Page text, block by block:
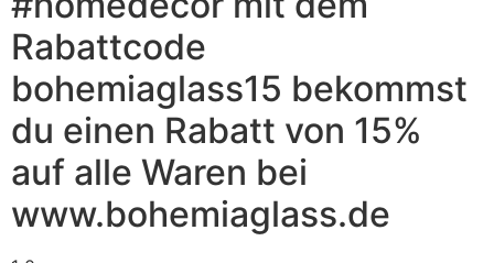
Rabattcode
bohemiaglass15 bekommst
du einen Rabatt von 15%
auf alle Waren bei
www.bohemiaglass.de